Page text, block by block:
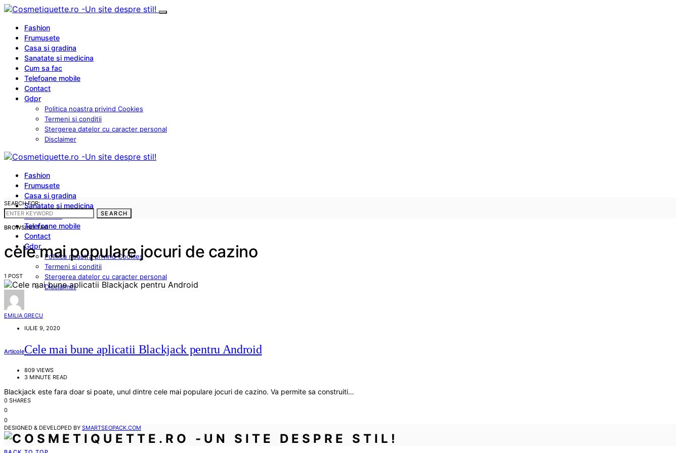
Fashion
Frumusete
Casa si gradina
Sanatate si medicina
Cum sa fac
Telefoane mobile
Contact
Gdpr
Politica noastra privind Cookies
Termeni si conditii
Stergerea datelor cu caracter personal
Disclaimer
Fashion
Frumusete
Casa si gradina
Sanatate si medicina
Cum sa fac
Telefoane mobile
Contact
Gdpr
Politica noastra privind Cookies
Termeni si conditii
Stergerea datelor cu caracter personal
Disclaimer
SEARCH FOR:
SEARCH
BROWSING TAG
cele mai populare jocuri de cazino
1 POST
EMILIA GRECU
IULIE 9, 2020
ArticoleCele mai bune aplicatii Blackjack pentru Android
809 VIEWS
3 MINUTE READ
Blackjack este fara doar si poate, unul dintre cele mai populare jocuri de cazino. Va permite sa construiti…
0 SHARES
0
0
DESIGNED & DEVELOPED BY SMARTSEOPACK.COM